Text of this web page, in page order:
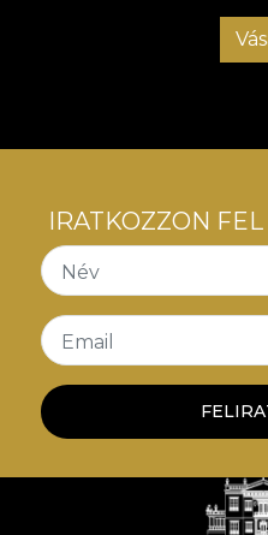
IRATKOZZON
Név
Email